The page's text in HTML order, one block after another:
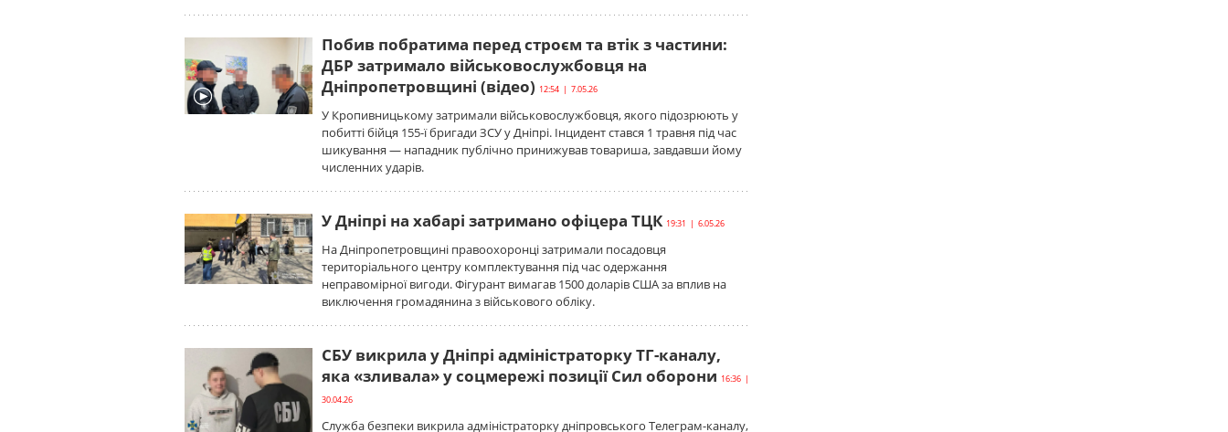
Побив побратима перед строєм та втік з частини:
ДБР затримало військовослужбовця на
Дніпропетровщині (відео) 12:54 | 7.05.26
У Кропивницькому затримали військовослужбовця, якого підозрюють у
побитті бійця 155-ї бригади ЗСУ у Дніпрі. Інцидент стався 1 травня під час
шикування — нападник публічно принижував товариша, завдавши йому
численних ударів.
У Дніпрі на хабарі затримано офіцера ТЦК 19:31 | 6.05.26
На Дніпропетровщині правоохоронці затримали посадовця
територіального центру комплектування під час одержання
неправомірної вигоди. Фігурант вимагав 1500 доларів США за вплив на
виключення громадянина з військового обліку.
СБУ викрила у Дніпрі адміністраторку ТГ-каналу,
яка «зливала» у соцмережі позиції Сил оборони 16:36 |
30.04.26
Служба безпеки викрила адміністраторку дніпровського Телеграм-каналу,